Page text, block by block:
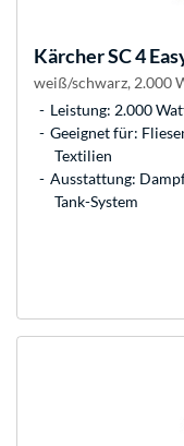
KärcherSC 4
weiß/schwarz, 2.000
Leistung: 2.000
Geeignet für:
Textilien
Ausstattung:
Tank-System